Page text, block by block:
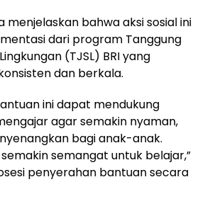
menjelaskan bahwa aksi sosial ini
dari program Tanggung
(TJSL) BRI yang
dan berkala.
ini dapat mendukung
agar semakin nyaman,
bagi anak-anak.
semangat untuk belajar,”
penyerahan bantuan secara